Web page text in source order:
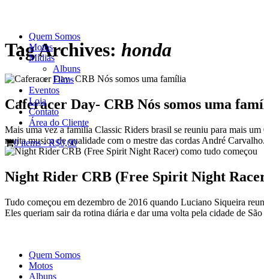
Quem Somos
Motos
Mídias
Albuns
Films
Eventos
Loja
Contato
Área do Cliente
0 items -R$0,00
Tag Archives: honda
Caferacer Day- CRB Nós somos uma
Mais uma vez a família Classic Riders brasil se reuniu para mais
muita musica de qualidade com o mestre das cordas André
Night Rider CRB (Free Spirit Night
Tudo começou em dezembro de 2016 quando Luciano Siqueira
Eles queriam sair da rotina diária e dar uma volta pela cidade de
Quem Somos
Motos
Albuns